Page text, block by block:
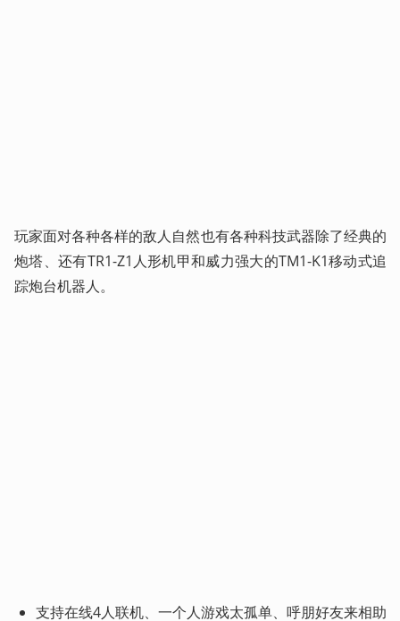
玩家面对各种各样的敌人自然也有各种科技武器除了经典的
炮塔、还有TR1-Z1人形机甲和威力强大的TM1-K1移动式追
踪炮台机器人。
支持在线4人联机、一个人游戏太孤单、呼朋好友来相助